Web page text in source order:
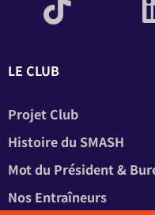
LE CLUB
Projet Club
Histoire du SMASH
Mot du Président &
Nos Entraîneurs